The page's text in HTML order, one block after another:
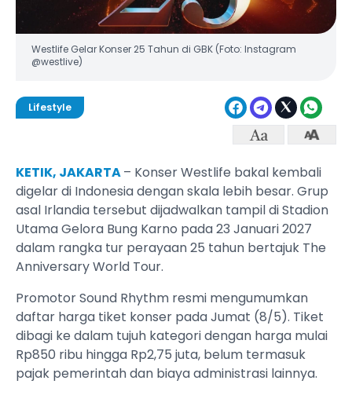
Westlife Gelar Konser 25 Tahun di GBK (Foto: Instagram
@westlive)
Lifestyle
KETIK, JAKARTA– Konser Westlife bakal kembali
digelar di Indonesia dengan skala lebih besar. Grup
asal Irlandia tersebut dijadwalkan tampil di Stadion
Utama Gelora Bung Karno pada 23 Januari 2027
dalam rangka tur perayaan 25 tahun bertajuk The
Anniversary World Tour.
Promotor Sound Rhythm resmi mengumumkan
daftar harga tiket konser pada Jumat (8/5). Tiket
dibagi ke dalam tujuh kategori dengan harga mulai
Rp850 ribu hingga Rp2,75 juta, belum termasuk
pajak pemerintah dan biaya administrasi lainnya.